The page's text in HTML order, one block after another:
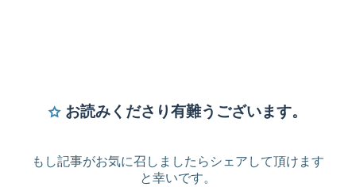
お読みくださり有難うございます。
もし記事がお気に召しましたらシェアして頂けます
と幸いです。